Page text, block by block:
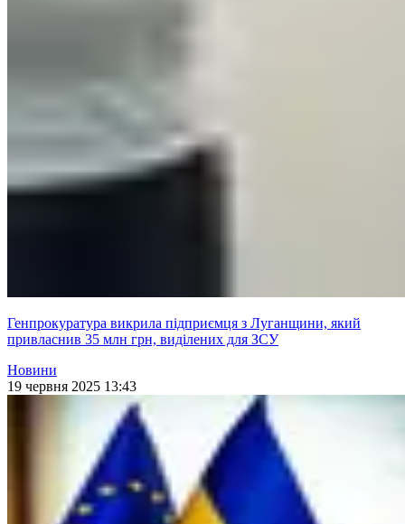
Генпрокуратура викрила підприємця з Луганщини, який
привласнив 35 млн грн, виділених для ЗСУ
Новини
19 червня 2025 13:43